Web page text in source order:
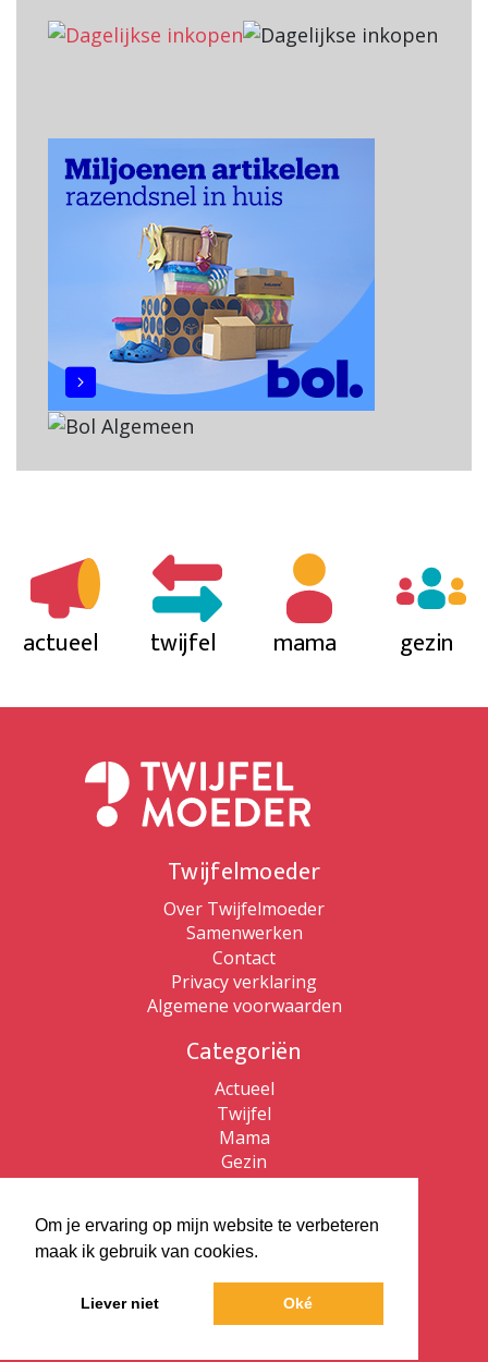
Om je ervaring op mijn website te verbeteren
maak ik gebruik van cookies.
Liever niet Oké
actueel twijfel mama gezin
Twijfelmoeder
Over Twijfelmoeder
Samenwerken
Contact
Privacy verklaring
Algemene voorwaarden
Categoriën
Actueel
Twijfel
Mama
Gezin
Patricia de Ryck
Patricia de Ryck
Vlaams kijken